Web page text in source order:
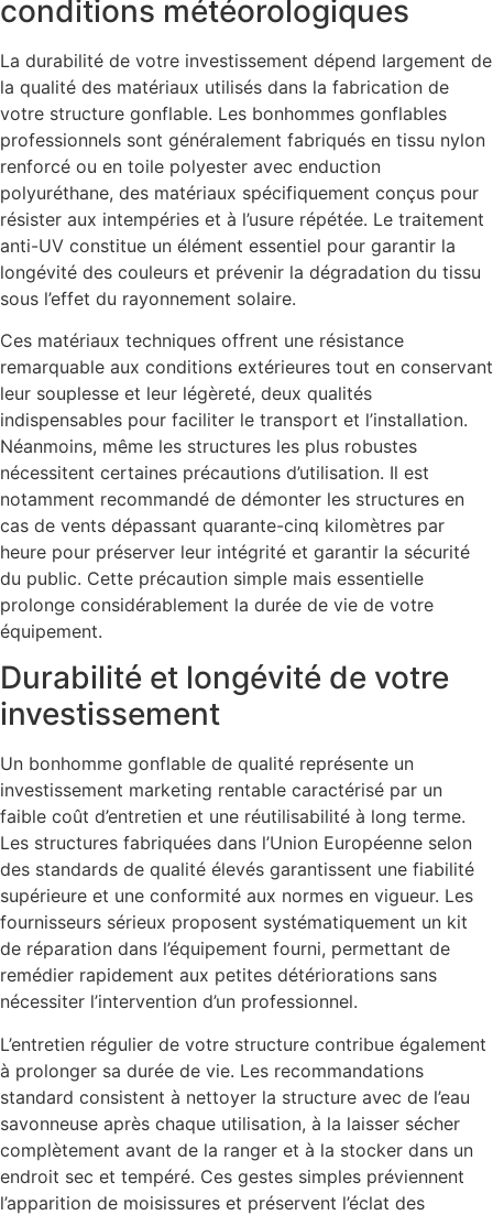
conditions météorologiques
La durabilité de votre investissement dépend largement de
la qualité des matériaux utilisés dans la fabrication de
votre structure gonflable. Les bonhommes gonflables
professionnels sont généralement fabriqués en tissu nylon
renforcé ou en toile polyester avec enduction
polyuréthane, des matériaux spécifiquement conçus pour
résister aux intempéries et à l’usure répétée. Le traitement
anti-UV constitue un élément essentiel pour garantir la
longévité des couleurs et prévenir la dégradation du tissu
sous l’effet du rayonnement solaire.
Ces matériaux techniques offrent une résistance
remarquable aux conditions extérieures tout en conservant
leur souplesse et leur légèreté, deux qualités
indispensables pour faciliter le transport et l’installation.
Néanmoins, même les structures les plus robustes
nécessitent certaines précautions d’utilisation. Il est
notamment recommandé de démonter les structures en
cas de vents dépassant quarante-cinq kilomètres par
heure pour préserver leur intégrité et garantir la sécurité
du public. Cette précaution simple mais essentielle
prolonge considérablement la durée de vie de votre
équipement.
Durabilité et longévité de votre
investissement
Un bonhomme gonflable de qualité représente un
investissement marketing rentable caractérisé par un
faible coût d’entretien et une réutilisabilité à long terme.
Les structures fabriquées dans l’Union Européenne selon
des standards de qualité élevés garantissent une fiabilité
supérieure et une conformité aux normes en vigueur. Les
fournisseurs sérieux proposent systématiquement un kit
de réparation dans l’équipement fourni, permettant de
remédier rapidement aux petites détériorations sans
nécessiter l’intervention d’un professionnel.
L’entretien régulier de votre structure contribue également
à prolonger sa durée de vie. Les recommandations
standard consistent à nettoyer la structure avec de l’eau
savonneuse après chaque utilisation, à la laisser sécher
complètement avant de la ranger et à la stocker dans un
endroit sec et tempéré. Ces gestes simples préviennent
l’apparition de moisissures et préservent l’éclat des